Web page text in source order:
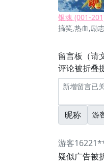
银魂 (001-
搞笑,热血,励
留言板（请
评论被折叠
昵称
游客
疑似广告被